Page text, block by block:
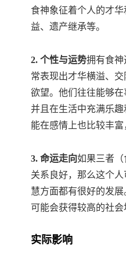
食神象征着个人的才
益、遗产继承等。
2. 个性与运势拥有食神
常表现出才华横溢、
欲望。他们往往能够在
并且在生活中充满乐
能在感情上也比较丰富
3. 命运走向如果三者
关系良好，那么这个
慧方面都有很好的发
可能会获得较高的社会
实际影响